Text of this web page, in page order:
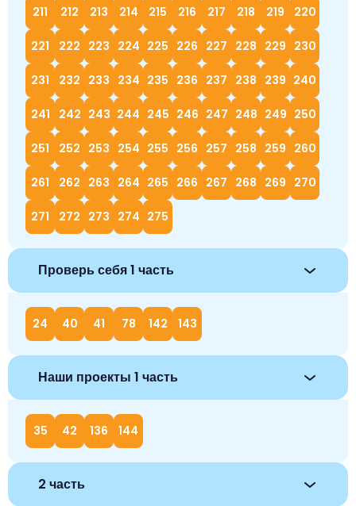
211 212 213 214 215 216 217 218 219 220
221 222 223 224 225 226 227 228 229 230
231 232 233 234 235 236 237 238 239 240
241 242 243 244 245 246 247 248 249 250
251 252 253 254 255 256 257 258 259 260
261 262 263 264 265 266 267 268 269 270
271 272 273 274 275
Проверь себя 1 часть
24 40 41 78 142 143
Наши проекты 1 часть
35 42 136 144
2 часть